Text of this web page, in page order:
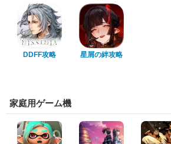
DDFF攻略 星屑の絆攻略
家庭用ゲーム機